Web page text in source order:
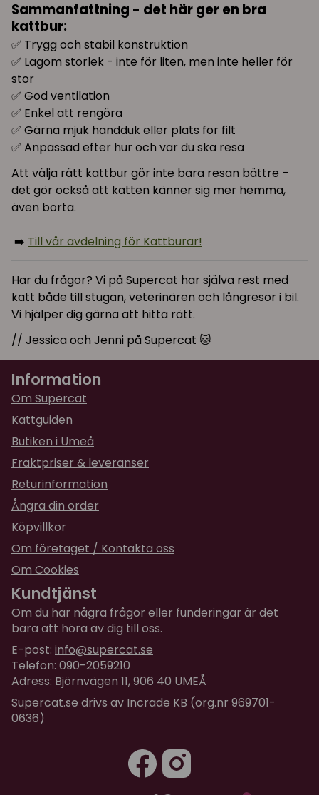
Sammanfattning - det här ger en bra
kattbur:
✅ Trygg och stabil konstruktion
✅ Lagom storlek - inte för liten, men inte heller för
stor
✅ God ventilation
✅ Enkel att rengöra
✅ Gärna mjuk handduk eller plats för filt
✅ Anpassad efter hur och var du ska resa
Att välja rätt kattbur gör inte bara resan bättre –
det gör också att katten känner sig mer hemma,
även borta.
➡️ Till vår avdelning för Kattburar!
Har du frågor? Vi på Supercat har själva rest med
katt både till stugan, veterinären och långresor i bil.
Vi hjälper dig gärna att hitta rätt.
// Jessica och Jenni på Supercat 🐱
Information
Om Supercat
Kattguiden
Butiken i Umeå
Fraktpriser & leveranser
Returinformation
Ångra din order
Köpvillkor
Om företaget / Kontakta oss
Om Cookies
Kundtjänst
Om du har några frågor eller funderingar är det
bara att höra av dig till oss.
E-post: info@supercat.se
Telefon: 090-2059210
Adress: Björnvägen 11, 906 40 UMEÅ
Supercat.se drivs av Incrade KB (org.nr 969701-
0636)